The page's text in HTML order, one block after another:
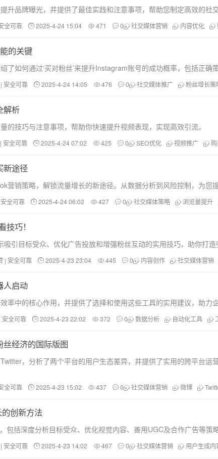
升品牌曝光，并提供了最佳实践和注意事项，帮助您制定高效的社
全可靠 2025-4-24 15:04 471 0 社交媒体营销 内容优化
的关键
如何通过‘买对粉丝’来提升Instagram账号的成功概率，包括正确
安全可靠 2025-4-24 14:05 476 0 社交媒体推广 粉丝增长策
解析
的技巧与注意事项，帮助你快速提升视频表现，实现高效引流。
安全可靠 2025-4-24 07:02 425 0 SEO优化 视频推广
新途径
营销策略，解锁流量增长的新途径。从数据分析到风险控制，为您
全可靠 2025-4-24 06:02 427 0 社交媒体策略 浏览量提升
巧！
引目标受众、优化广告投放和增强粉丝互动的实用技巧，助你打造
| 安全可靠 2025-4-23 23:04 445 0 内容创作 社交媒体营销
人启动
率中的核心作用，并提供了选择和使用这些工具的实用建议，助力
安全可靠 2025-4-23 22:02 372 0 数据分析 自动化工具
经济的国际版图
，分析了两个平台的用户生态差异，并提供了实用的跨平台运
全可靠 2025-4-23 15:02 437 0 社交媒体营销 微博
创新方法
括深度分析目标受众、优化视觉内容、善用UGC及合作广告等策
安全可靠 2025-4-23 14:02 467 0 社交媒体营销 用户生成内